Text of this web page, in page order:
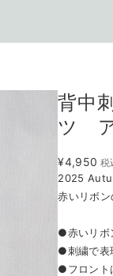
背中
ツ
¥4,950 税
2025
赤いリボ
●赤いリボ
●刺繍で表
●フロント